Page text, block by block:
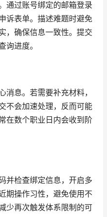
通过账号绑定的邮箱登录
诉表单。描述难题时避免
，确保信息一致性。提交
询进度。
消息。若需要补充材料，
不会加速处理，反而可能
在数个职业日内会收到阶
并检查绑定信息，开启多
期操作习性，避免使用不
少再次触发体系限制的可